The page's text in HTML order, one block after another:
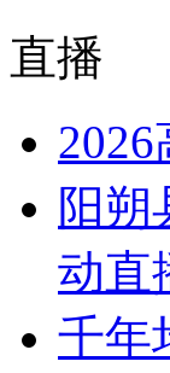
直播
阳朔
动直
千年